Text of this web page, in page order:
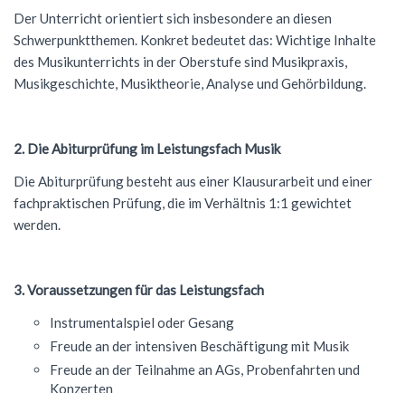
Kontakt
Schülerzeitung
Schulsanitäter
Austausch
DELF
G9: Informatik und Medienbildung
G8: IMP (Informatik, Mathematik, Physik)
Italienisch
Warum Italienisch?
Kursstufe
Katholische Religion
Wettbewerbe
NWT
Jugend trainiert für Olympia
Notentabellen
Befreiung vom Sportunterricht
Wirtschaft
Anmeldung Klasse 5
Schulanmeldung
Der Unterricht orientiert sich insbesondere an diesen
Schwerpunktthemen. Konkret bedeutet das: Wichtige Inhalte
des Musikunterrichts in der Oberstufe sind Musikpraxis,
Musikgeschichte, Musiktheorie, Analyse und Gehörbildung.
2. Die Abiturprüfung im Leistungsfach Musik
Die Abiturprüfung besteht aus einer Klausurarbeit und einer
fachpraktischen Prüfung, die im Verhältnis 1:1 gewichtet
werden.
3. Voraussetzungen für das Leistungsfach
Instrumentalspiel oder Gesang
Freude an der intensiven Beschäftigung mit Musik
Freude an der Teilnahme an AGs, Probenfahrten und
Konzerten